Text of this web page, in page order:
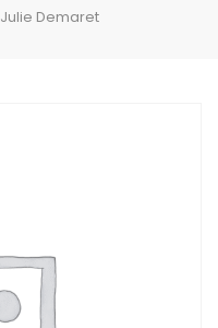
Julie Demaret